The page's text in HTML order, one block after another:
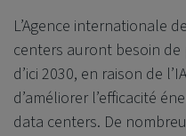
L’Agence internationale
centers auront besoin
d’ici 2030, en raison de
d’améliorer l’efficacité
data centers. De